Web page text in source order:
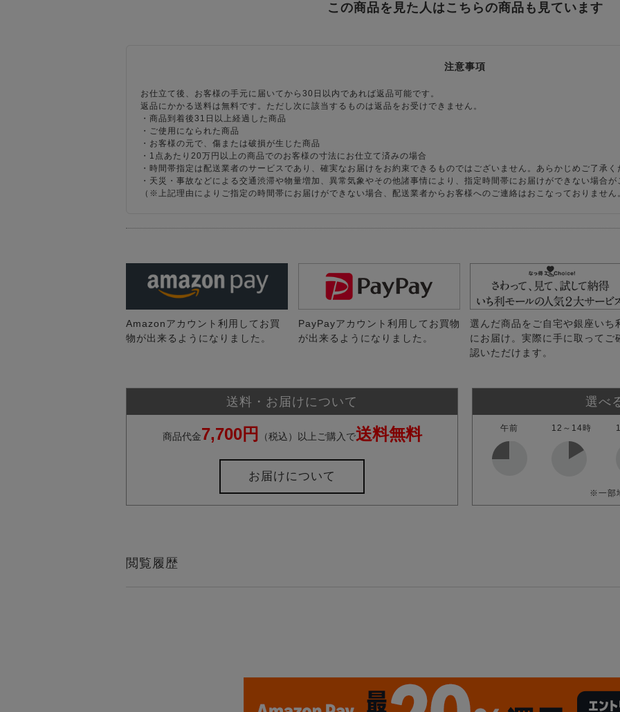
この商品を見た人はこちらの商品も見ています
注意事項
お仕立て後、お客様の手元に届いてから30日以内であれば返品可能です。
返品にかかる送料は無料です。ただし次に該当するものは返品をお受けできません。
・商品到着後31日以上経過した商品
・ご使用になられた商品
・お客様の元で、傷または破損が生じた商品
・1点あたり20万円以上の商品でのお客様の寸法にお仕立て済みの場合
・時間帯指定は配送業者のサービスであり、確実なお届けをお約束できるものではございません。あらかじめご了承く
・天災・事故などによる交通渋滞や物量増加、異常気象やその他諸事情により、指定時間帯にお届けができない場合が
（※上記理由によりご指定の時間帯にお届けができない場合、配送業者からお客様へのご連絡はおこなっておりません
Amazonアカウント利用してお買
物が出来るようになりました。
PayPayアカウント利用してお買物
が出来るようになりました。
選んだ商品をご自宅や銀座いち
にお届け。実際に手に取ってご
認いただけます。
送料・お届けについて
商品代金7,700円 （税込）以上ご購入で送料無料
お届けについて
選べ
午前 12～14時
※一部
閲覧履歴